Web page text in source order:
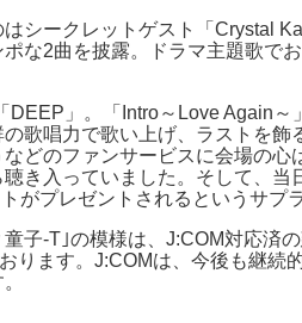
シークレットゲスト「Crystal
ポな2曲を披露。ドラマ主題歌
DEEP」。「Intro～Love Again
歌唱力で歌い上げ、ラストを
どのファンサービスに会場の
き入っていました。そして、
がプレゼントされるというサプ
子-T｣の模様は、J:COM対応済
ります。J:COMは、今後も継